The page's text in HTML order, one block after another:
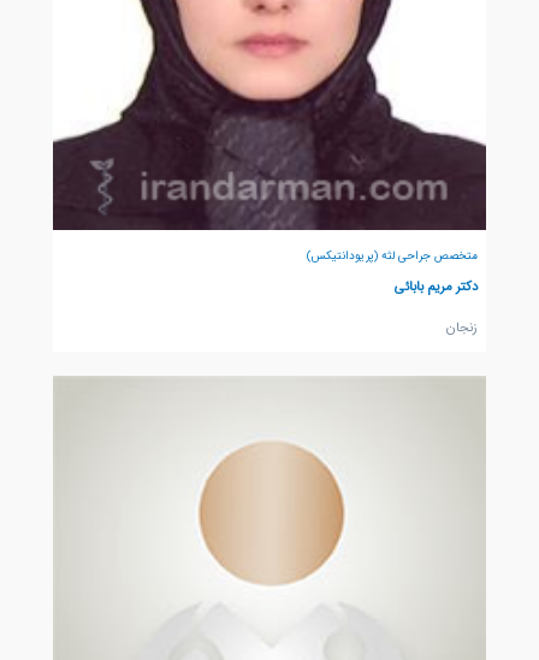
متخصص جراحی لثه (پریودانتیکس)
دکتر مریم بابائی
زنجان